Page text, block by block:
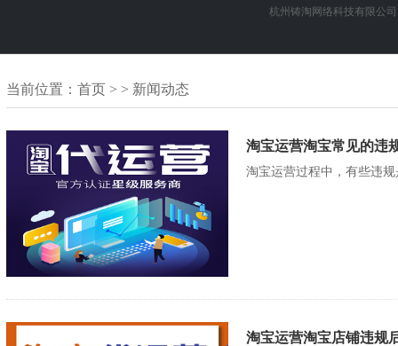
杭州铸淘网络科技有限公司
当前位置： 首页 > > 新闻动态
淘宝运营淘宝常见的违
淘宝运营过程中，有些违
淘宝运营淘宝店铺违规